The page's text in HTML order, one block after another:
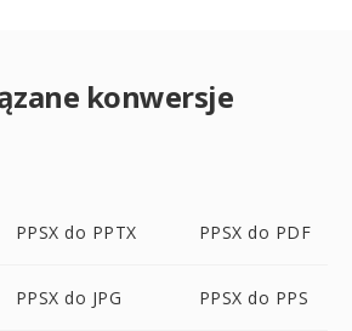
konwersje
PPSX do PPTX PPSX do PDF
PPSX do JPG PPSX do PPS